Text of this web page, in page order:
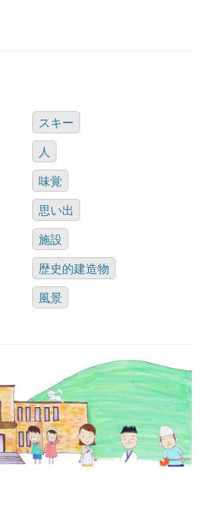
スキー
人
味覚
思い出
施設
歴史的建造物
風景